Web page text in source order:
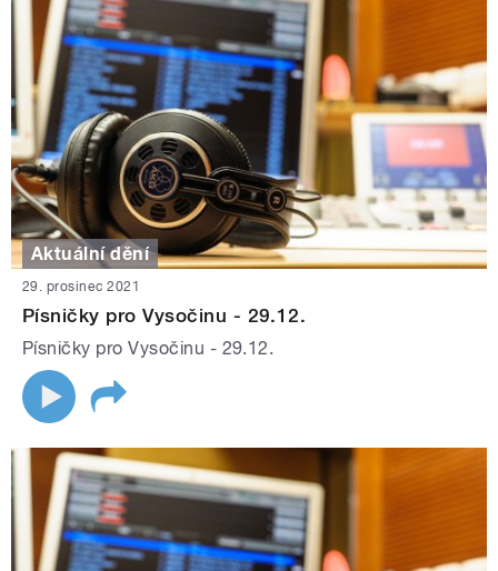
Aktuální dění
29. prosinec 2021
Písničky pro Vysočinu - 29.12.
Písničky pro Vysočinu - 29.12.